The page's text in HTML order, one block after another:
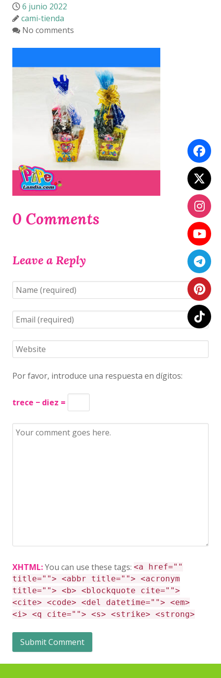
6 junio 2022
cami-tienda
No comments
0 Comments
Leave a Reply
Por favor, introduce una respuesta en dígitos:
trece − diez =
XHTML:You can use these tags: <a href=""
title=""> <abbr title=""> <acronym
title=""> <b> <blockquote cite="">
<cite> <code> <del datetime=""> <em>
<i> <q cite=""> <s> <strike> <strong>